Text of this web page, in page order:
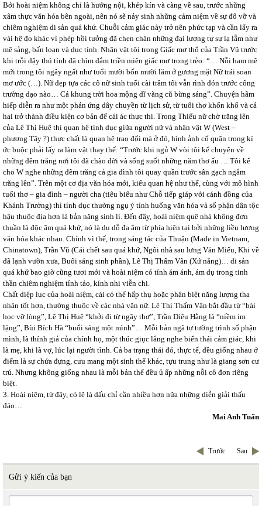
Bởi hoài niệm không chỉ là hướng nội, khép kín và càng về sau, trước những
xâm thực văn hóa bên ngoài, nên nó sẽ nảy sinh những cảm niệm về sự đổ vỡ và
chiêm nghiệm di sản quá khứ. Chuỗi cảm giác này trở nên phức tạp và cần lẩy ra
vài hệ đo khác vì phép hồi tưởng đã chen chân những đại lượng tự sự lạ lẫm như
mê sảng, bấn loạn và dục tính. Nhân vật tôi trong Giấc mơ thổ của Trần Vũ trước
khi trỗi dậy thú tính đã chìm đắm triền miên giấc mơ trong trẻo: “… Nỗi ham mê
mới trong tôi ngây ngất như tuổi mười bốn mười lăm ở gương mặt Nữ trái soan
mơ ước (…). Nữ đẹp tựa các cô nữ sinh tuổi cài trâm tôi vẫn rình đón trước cổng
trường dạo nào… Cả khung trời hoa mộng dĩ vãng cũ bừng sáng”. Chuyện hãm
hiếp diễn ra như một phản ứng dây chuyền từ lịch sử, từ tuổi thơ khốn khổ và cả
hai trở thành điều kiện cơ bản để cái ác thực thi. Trong Thiếu nữ chờ trăng lên
của Lê Thị Huệ thì quan hệ tính dục giữa người nữ và nhân vật W (West –
phương Tây ?) thực chất là quan hệ trao đổi mà ở đó, hình ảnh cố quận trong kí
ức buộc phải lấy ra làm vật thay thế: “Trước khi ngủ W vòi tôi kể chuyện về
những đêm trăng nơi tôi đã chào đời và sống suốt những năm thơ ấu … Tôi kể
cho W nghe những đêm trăng cả gia đình tôi quay quần trước sân gạch ngắm
trăng lên”. Trên một cơ địa văn hóa mới, kiểu quan hệ như thế, cùng với mô hình
tuổi thơ – gia đình – người cha (tiêu biểu như Chỗ tiếp giáp với cánh đồng của
Khánh Trường) thì tính dục thường ngụ ý tình huống văn hóa và số phận dân tộc
hậu thuộc địa hơn là bản năng sinh lí. Đến đây, hoài niệm quê nhà không đơn
thuần là độc âm quá khứ, nó là dụ dỗ đa âm từ phía hiện tại bởi những liều lượng
văn hóa khác nhau. Chính vì thế, trong sáng tác của Thuận (Made in Vietnam,
Chinatown), Trần Vũ (Cái chết sau quá khứ, Ngôi nhà sau lưng Văn Miếu, Khi về
đã lạnh vườn xưa, Buổi sáng sinh phần), Lê Thị Thấm Vân (Xứ nắng)… di sản
quá khứ bao giờ cũng tươi mới và hoài niệm có tính ám ảnh, ám dụ trong tinh
thần chiêm nghiệm tỉnh táo, kính nhi viễn chi.
Chất diệp lục của hoài niệm, cái có thể hấp thụ hoặc phân biệt năng lượng tha
nhân tốt hơn, thường thuộc về các nhà văn nữ. Lê Thị Thấm Vân bắt đầu từ “bài
học vỡ lòng”, Lê Thị Huệ “khởi đi từ ngây thơ”, Trần Diệu Hằng là “niềm im
lặng”, Bùi Bích Hà “buổi sáng một mình”… Mỗi bản ngã tự tường trình số phận
mình, là thính giả của chính họ, một thúc giục lắng nghe biến thái cảm giác, khi
là mẹ, khi là vợ, lúc lại người tình. Cả ba trạng thái đó, thực tế, đều giống nhau ở
điểm là sự chứa đựng, cưu mang một sinh thể khác, tựu trung như là giang sơn cư
trú. Nhưng không giống nhau là mỗi bản thể đều ủ ấp những nỗi cô đơn riêng
biệt.
3. Hoài niệm, từ đây, có lẽ là dấu chỉ cần nhiều hơn nữa những diễn giải thấu
đáo…
Mai Anh Tuấn
Trước Sau
Gửi ý kiến của bạn